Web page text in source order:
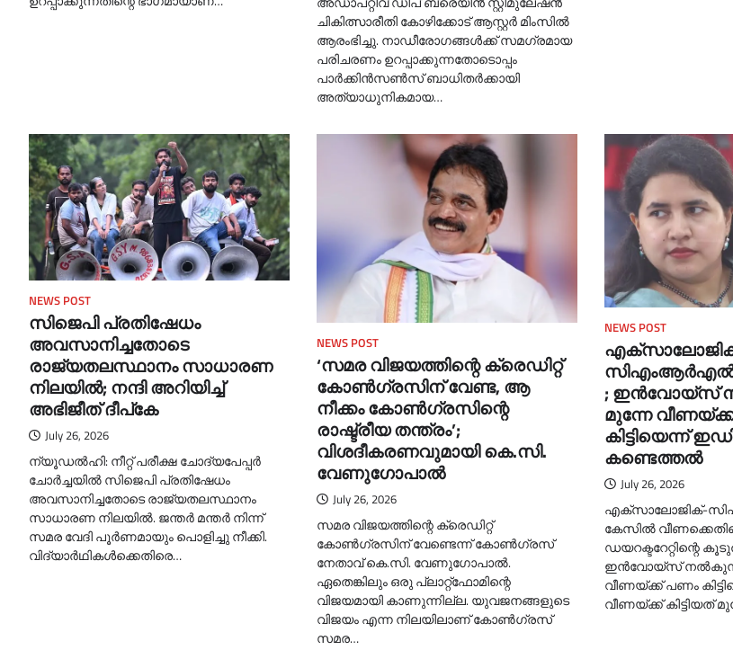
ചികിത്സാരീതി കോഴിക്കോട് ആസ്റ്റർ മിംസിൽ
ആരംഭിച്ചു. നാഡീരോഗങ്ങൾക്ക് സമഗ്രമായ
പരിചരണം ഉറപ്പാക്കുന്നതോടൊപ്പം
പാർക്കിൻസൺസ് ബാധിതർക്കായി
അത്യാധുനികമായ…
NEWS POST
സിജെപി പ്രതിഷേധം
അവസാനിച്ചതോടെ
രാജ്യതലസ്ഥാനം സാധാരണ
നിലയില്‍; നന്ദി അറിയിച്ച്‌
അഭിജീത് ദീപ്കേ
July 26, 2026
ന്യൂഡല്‍ഹി: നീറ്റ് പരീക്ഷ ചോദ്യപേപ്പർ
ചോർച്ചയില്‍ സിജെപി പ്രതിഷേധം
അവസാനിച്ചതോടെ രാജ്യതലസ്ഥാനം
സാധാരണ നിലയില്‍. ജന്തർ മന്തർ നിന്ന്
സമര വേദി പൂർണമായും പൊളിച്ചു നീക്കി.
വിദ്യാർഥികള്‍ക്കെതിരെ…
NEWS POST
‘സമര വിജയത്തിന്റെ ക്രെഡിറ്റ്
കോണ്‍ഗ്രസിന് വേണ്ട, ആ
നീക്കം കോണ്‍ഗ്രസിന്റെ
രാഷ്ട്രീയ തന്ത്രം’;
വിശദീകരണവുമായി കെ.സി.
വേണുഗോപാല്‍
July 26, 2026
സമര വിജയത്തിന്റെ ക്രെഡിറ്റ്
കോണ്‍ഗ്രസിന് വേണ്ടെന്ന് കോണ്‍ഗ്രസ്
നേതാവ് കെ.സി. വേണുഗോപാല്‍.
ഏതെങ്കിലും ഒരു പ്ലാറ്റ്‌ഫോമിന്റെ
വിജയമായി കാണുന്നില്ല. യുവജനങ്ങളുടെ
വിജയം എന്ന നിലയിലാണ് കോണ്‍ഗ്രസ്
സമര…
NEWS POST
സിഎംആര്‍എല്‍
; ഇന്‍വോയ്‌സ്
മുന്നേ
കിട്ടിയെന്ന്
കണ്ടെത്തല്‍
July 26, 2026
എക്‌സാലോജിക്-
കേസില്‍
ഡയറക്ടറേറ്റിന്റെ
ഇന്‍വോയ്‌സ്
വീണയ്ക്ക് പണം
വീണയ്ക്ക്